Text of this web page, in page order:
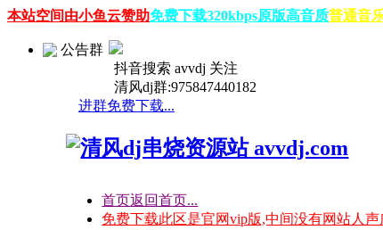
本站空间由小鱼云赞助免费下载320kbps原版高音质普通音
公告群
抖音搜索 avvdj 关注
清风dj群:975847440182
进群免费下载...
首页返回首页...
免费下载此区是官网vip版,中间没有网站人声